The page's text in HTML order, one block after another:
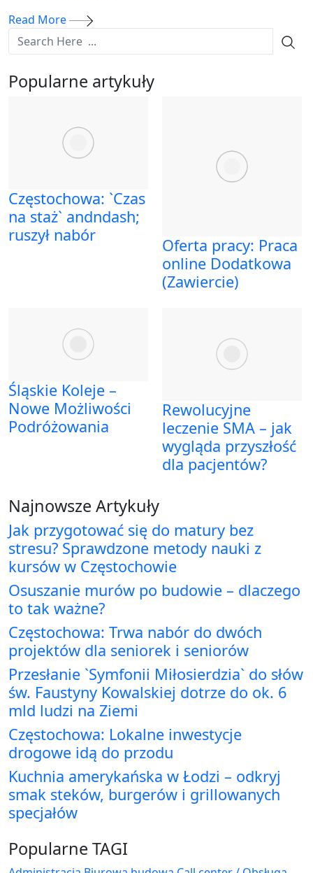
Read More
Popularne artykuły
Częstochowa: `Czas
na staż` andndash;
ruszył nabór
Oferta pracy: Praca
online Dodatkowa
(Zawiercie)
Śląskie Koleje –
Nowe Możliwości
Podróżowania
Rewolucyjne
leczenie SMA – jak
wygląda przyszłość
dla pacjentów?
Najnowsze Artykuły
Jak przygotować się do matury bez
stresu? Sprawdzone metody nauki z
kursów w Częstochowie
Osuszanie murów po budowie – dlaczego
to tak ważne?
Częstochowa: Trwa nabór do dwóch
projektów dla seniorek i seniorów
Przesłanie `Symfonii Miłosierdzia` do słów
św. Faustyny Kowalskiej dotrze do ok. 6
mld ludzi na Ziemi
Częstochowa: Lokalne inwestycje
drogowe idą do przodu
Kuchnia amerykańska w Łodzi – odkryj
smak steków, burgerów i grillowanych
specjałów
Popularne TAGI